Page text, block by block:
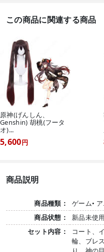
この商品に関連する商品
原神(げんしん、
Genshin) 胡桃(フータ
オ)...
5,600円
商品説明
商品種類：
ゲーム•
商品状態：
新品未使用
セット内容：
コート、
輪、ブレ